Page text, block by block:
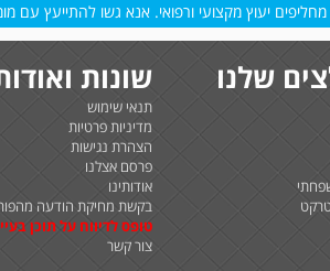
יעוץ מקצועי ורפואי. אנא גשו להתייעץ עם
שלנו שונות
תנאי שימוש
מדיניות פרטיות
הצהרת נגישות
פרסם אצלנו
אודותינו
בקשת מחיקת הודעה
טופס לדיווח על תוכן
צור קשר